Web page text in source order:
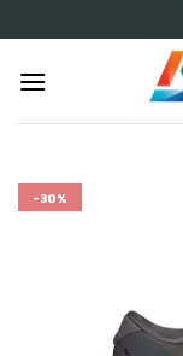
to
content
-30%